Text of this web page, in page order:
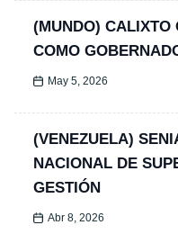
(MUNDO) CALIXTO
COMO
May 5, 2026
(VENEZUELA)
NACIONAL DE
GESTIÓN
Abr 8, 2026